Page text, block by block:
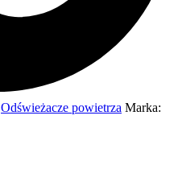
Odświeżacze powietrza Marka: